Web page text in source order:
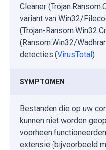
Cleaner
variant van Win32/
(Trojan-
(Ransom:Win32/
detecties (VirusTotal)
SYMPTOMEN
Bestanden die op uw
kunnen niet worden
voorheen
extensie (bijvoorbeeld